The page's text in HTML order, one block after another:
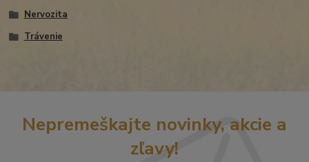
Nervozita
Trávenie
Nepremeškajte novinky, akcie a
zľavy!